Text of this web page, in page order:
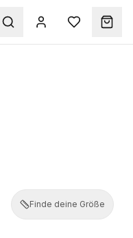
Finde deine Größe